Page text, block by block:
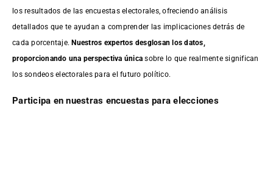
los resultados de las encuestas electorales, ofreciendo análisis
detallados que te ayudan a comprender las implicaciones detrás de
cada porcentaje.Nuestros expertos desglosan los datos,
proporcionando una perspectiva única sobre lo que realmente significan
los sondeos electorales para el futuro político.
Participa en nuestras encuestas para elecciones